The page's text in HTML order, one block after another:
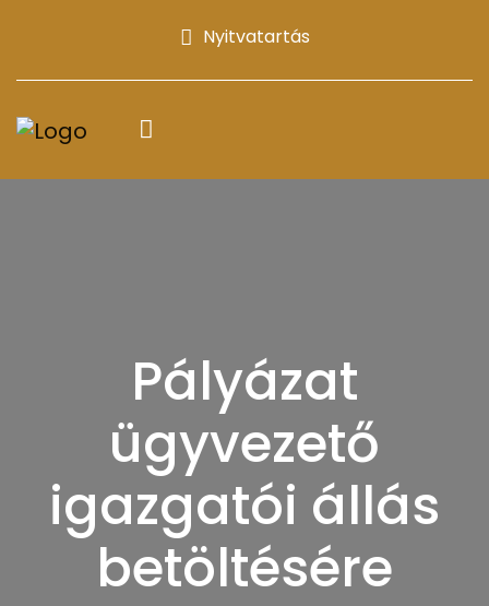
Nyitvatartás
Pályázat
ügyvezető
igazgatói állás
betöltésére